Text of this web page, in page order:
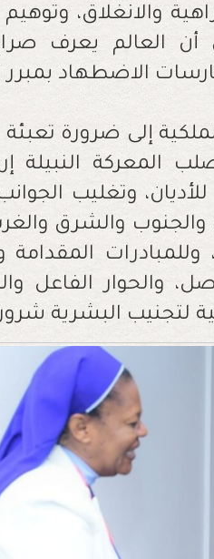
والانغلاق، وتوهيم
أن العالم يعرف
الاضطهاد بمبرر
إلى ضرورة
المعركة النبيلة
وتغليب
والشرق
المقدامة
والحوار الفاعل
لتجنيب البشرية شرور